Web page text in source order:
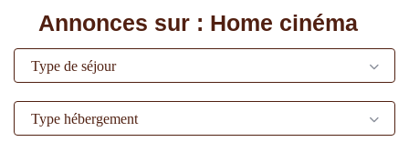
Annonces sur : Home cinéma
Type de séjour
Type hébergement